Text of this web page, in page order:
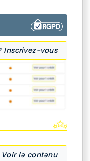
Inscrivez-vous
Voir le contenu